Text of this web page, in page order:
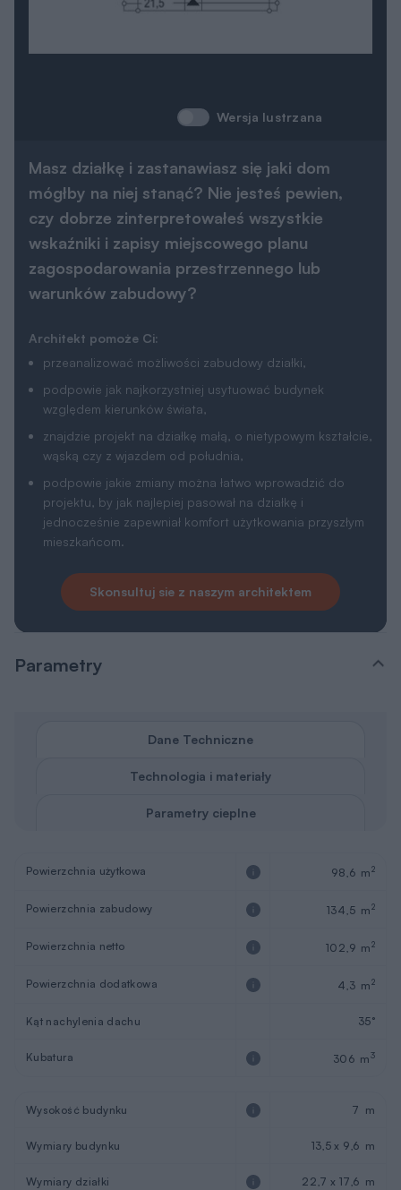
Wersja lustrzana
Masz działkę i zastanawiasz się jaki dom
mógłby na niej stanąć? Nie jesteś pewien,
czy dobrze zinterpretowałeś wszystkie
wskaźniki i zapisy miejscowego planu
zagospodarowania przestrzennego lub
warunków zabudowy?
Architekt pomoże Ci:
przeanalizować możliwości zabudowy działki,
podpowie jak najkorzystniej usytuować budynek
względem kierunków świata,
znajdzie projekt na działkę małą, o nietypowym kształcie,
wąską czy z wjazdem od południa,
podpowie jakie zmiany można łatwo wprowadzić do
projektu, by jak najlepiej pasował na działkę i
jednocześnie zapewniał komfort użytkowania przyszłym
mieszkańcom.
Skonsultuj sie z naszym architektem
Parametry
Dane Techniczne
Technologia i materiały
Parametry cieplne
Powierzchnia użytkowa 98,6 m2
Powierzchnia zabudowy 134,5 m2
Powierzchnia netto 102,9 m2
Powierzchnia dodatkowa 4,3 m2
Kąt nachylenia dachu 35°
Kubatura 306 m3
Wysokość budynku 7 m
Wymiary budynku 13,5 x 9,6 m
Wymiary działki 22,7 x 17,6 m